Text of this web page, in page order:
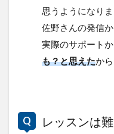
思うようになりま
佐野さんの発信
実際のサポート
も？と思えたから
レッスンは